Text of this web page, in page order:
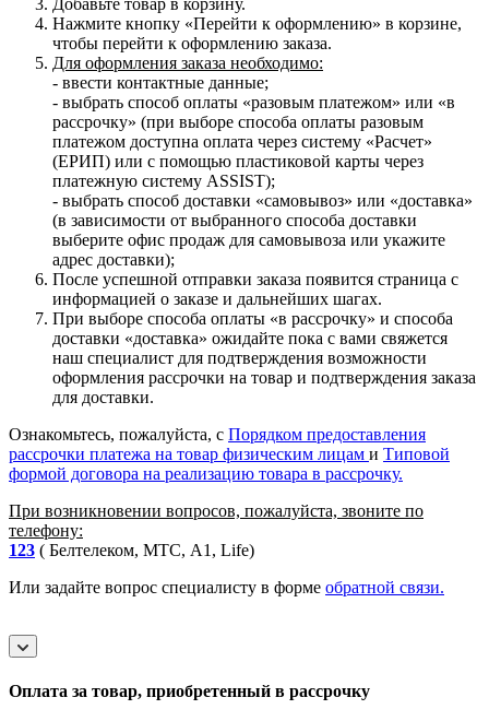
Добавьте товар в корзину.
Нажмите кнопку «Перейти к оформлению» в корзине,
чтобы перейти к оформлению заказа.
Для оформления заказа необходимо:
- ввести контактные данные;
- выбрать способ оплаты «разовым платежом» или «в
рассрочку» (при выборе способа оплаты разовым
платежом доступна оплата через систему «Расчет»
(ЕРИП) или с помощью пластиковой карты через
платежную систему ASSIST);
- выбрать способ доставки «самовывоз» или «доставка»
(в зависимости от выбранного способа доставки
выберите офис продаж для самовывоза или укажите
адрес доставки);
После успешной отправки заказа появится страница с
информацией о заказе и дальнейших шагах.
При выборе способа оплаты «в рассрочку» и способа
доставки «доставка» ожидайте пока с вами свяжется
наш специалист для подтверждения возможности
оформления рассрочки на товар и подтверждения заказа
для доставки.
Ознакомьтесь, пожалуйста, с Порядком предоставления
рассрочки платежа на товар физическим лицам и Типовой
формой договора на реализацию товара в рассрочку.
При возникновении вопросов, пожалуйста, звоните по
телефону:
123 ( Белтелеком, МТС, A1, Life)
Или задайте вопрос специалисту в форме обратной связи.
Оплата за товар, приобретенный в рассрочку